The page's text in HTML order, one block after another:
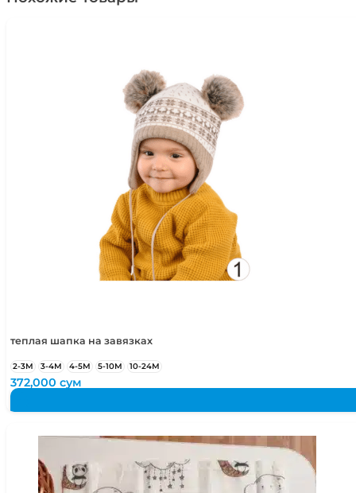
теплая шапка на завязках
2-3М 3-4М 4-5М 5-10М 10-24М
372,000сум